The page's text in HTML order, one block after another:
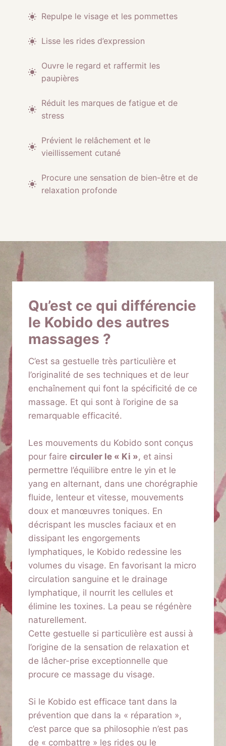
Repulpe le visage et les pommettes
Lisse les rides d’expression
Ouvre le regard et raffermit les
paupières
Réduit les marques de fatigue et de
stress
Prévient le relâchement et le
vieillissement cutané
Procure une sensation de bien-être et de
relaxation profonde
Qu’est ce qui différencie
le Kobido des autres
massages ?
C’est sa gestuelle très particulière et
l’originalité de ses techniques et de leur
enchaînement qui font la spécificité de ce
massage. Et qui sont à l’origine de sa
remarquable efficacité.
Les mouvements du Kobido sont conçus
pour faire circuler le « Ki », et ainsi
permettre l’équilibre entre le yin et le
yang en alternant, dans une chorégraphie
fluide, lenteur et vitesse, mouvements
doux et manœuvres toniques. En
décrispant les muscles faciaux et en
dissipant les engorgements
lymphatiques, le Kobido redessine les
volumes du visage. En favorisant la micro
circulation sanguine et le drainage
lymphatique, il nourrit les cellules et
élimine les toxines. La peau se régénère
naturellement.
Cette gestuelle si particulière est aussi à
l’origine de la sensation de relaxation et
de lâcher-prise exceptionnelle que
procure ce massage du visage.
Si le Kobido est efficace tant dans la
prévention que dans la « réparation »,
c’est parce que sa philosophie n’est pas
de « combattre » les rides ou le